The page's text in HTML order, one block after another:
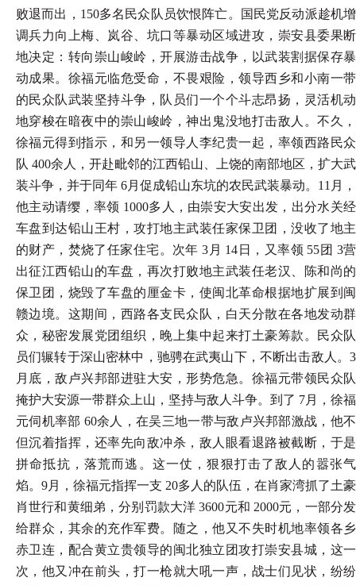
败退而出，150多名民众队员饮恨阵亡。国民党反动派趁机增
调兵力向上梅、岚谷、坑口等暴动区域进攻，崇安县委果断
地决定：转向崇山峻岭，开展游击战争，以武装割据保存暴
动成果。徐福元临危受命，不畏艰险，领导西乡和小南一带
的民众队武装坚持斗争，队员们一个个斗志昂扬，灵活机动
地穿梭在暗夜中的崇山峻岭，神出鬼没地打击敌人。不久，
徐福元得到指示，和另一领导人李纪贵一起，率领西路民众
队 400余人，开赴毗邻的江西铅山、上饶的南部地区，扩大武
装斗争，并于同年 6月促成铅山东坑的农民武装暴动。11月，
他主动请缨，率领 1000多人，由崇安大安出发，出分水关经
车盘到达铅山王村，攻打地主武装任家保卫团，没收了地主
的财产，焚烧了任家住宅。次年 3月 14日，又率领 55团 3营
出征江西铅山的车盘，再次打败地主武装任老汉、陈和尚的
保卫团，烧毁了车盘的厘金卡，使闽北革命根据地扩展到闽
赣边境。这期间，西路各支民众队，白天分散在各地发动群
众，秘密发展党团组织，晚上集中起来打土豪筹款。民众队
员们辗转于深山密林中，驰骋在武夷山下，不断出击敌人。3
月底，敌卢兴邦部进驻大安，形势危急。徐福元带领民众队
掩护大安源一带群众上山，坚持与敌人斗争。到了 7月，徐福
元伺机率部 60余人，在吴三地一带与敌卢兴邦部激战，他不
但沉着指挥，还率先向敌冲杀，敌人眼看退路被截断，于是
拼命抵抗，落荒而逃。这一仗，狠狠打击了敌人的嚣张气
焰。9月，徐福元指挥一支 20多人的队伍，在肖家湾抓了土豪
肖世行和黄细弟，分别罚款大洋 3600元和 2000元，一部分发
给群众，其余的充作军费。随之，他又不失时机地率领各乡
赤卫连，配合黄立贵领导的闽北独立团攻打崇安县城，这一
次，他又冲在前头，打一枪就大吼一声，战士们见状，纷纷